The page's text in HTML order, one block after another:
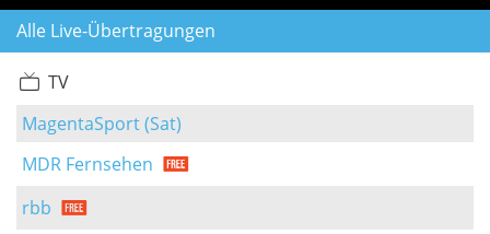
Alle Live-Übertragungen
TV
MagentaSport (Sat)
MDR Fernsehen
rbb